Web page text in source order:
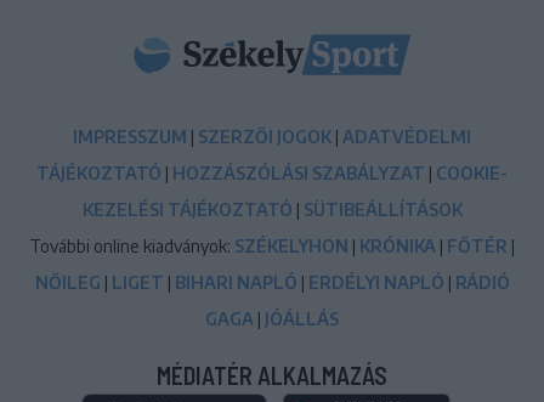
IMPRESSZUM | SZERZŐI JOGOK | ADATVÉDELMI
TÁJÉKOZTATÓ | HOZZÁSZÓLÁSI SZABÁLYZAT | COOKIE-
KEZELÉSI TÁJÉKOZTATÓ | SÜTIBEÁLLÍTÁSOK
További online kiadványok: SZÉKELYHON | KRÓNIKA | FŐTÉR |
NŐILEG | LIGET | BIHARI NAPLÓ | ERDÉLYI NAPLÓ | RÁDIÓ
GAGA | JÓÁLLÁS
MÉDIATÉR ALKALMAZÁS